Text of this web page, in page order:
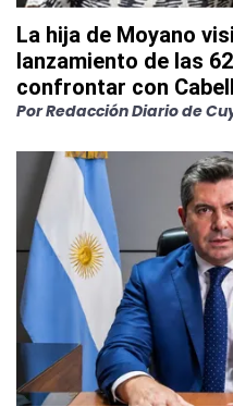
La hija de Moyano
lanzamiento de las
confrontar con
PorRedacción Diario de